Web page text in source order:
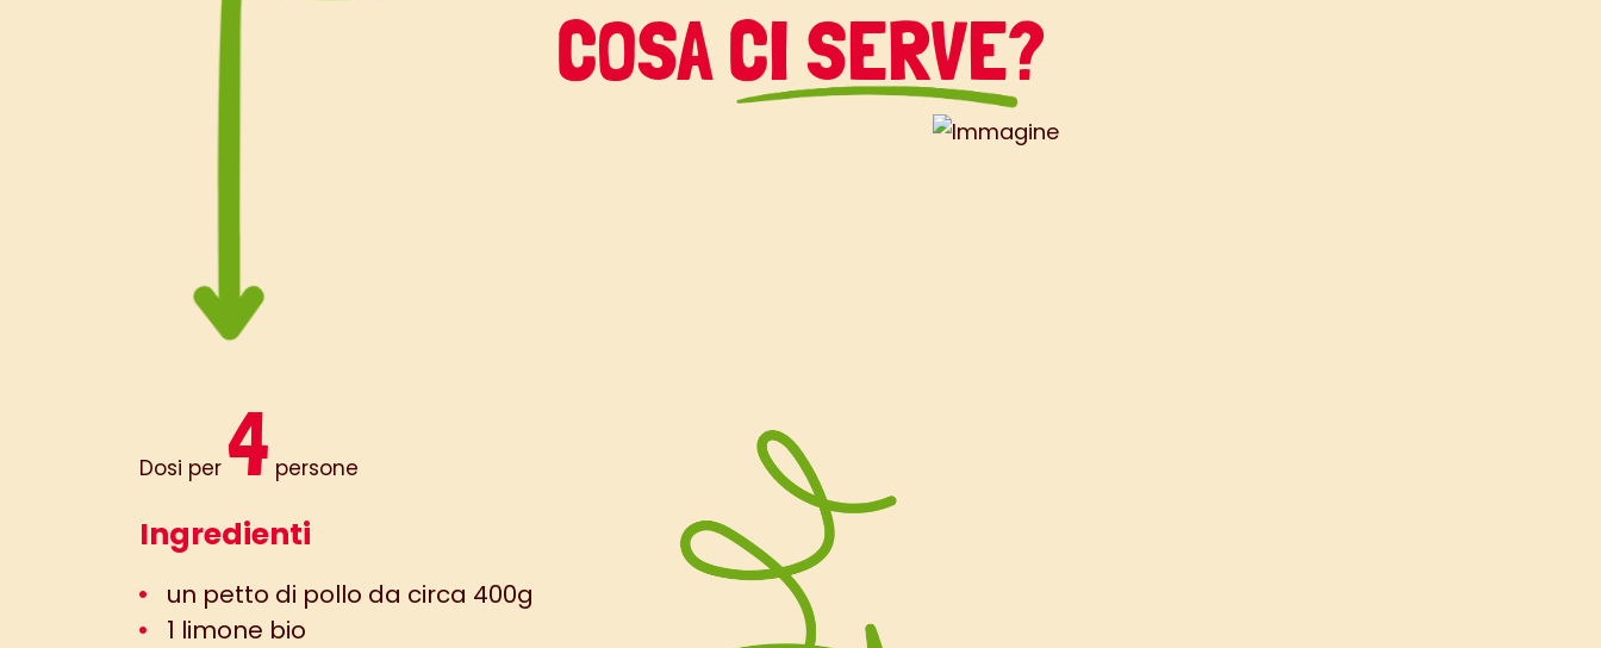
COSA CI SERVE?
Dosi per 4 persone
Ingredienti
un petto di pollo da circa 400g
1 limone bio